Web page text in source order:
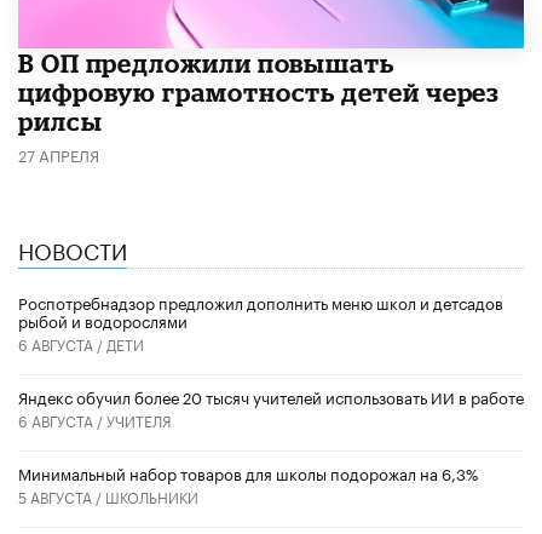
В ОП предложили повышать
цифровую грамотность детей через
рилсы
27 АПРЕЛЯ
НОВОСТИ
Роспотребнадзор предложил дополнить меню школ и детсадов
рыбой и водорослями
6 АВГУСТА / ДЕТИ
​Яндекс обучил более 20 тысяч учителей использовать ИИ в работе
6 АВГУСТА /УЧИТЕЛЯ
Минимальный набор товаров для школы подорожал на 6,3%
5 АВГУСТА / ШКОЛЬНИКИ